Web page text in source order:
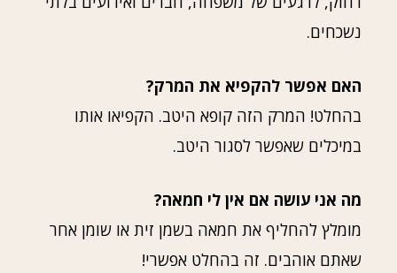
נשכחים.
האם אפשר להקפיא את המרק?
בהחלט! המרק הזה קופא היטב. הקפיאו אותו
במיכלים שאפשר לסגור היטב.
מה אני עושה אם אין לי חמאה?
מומלץ להחליף את חמאה בשמן זית או שומן אחר
שאתם אוהבים. זה בהחלט אפשרי!